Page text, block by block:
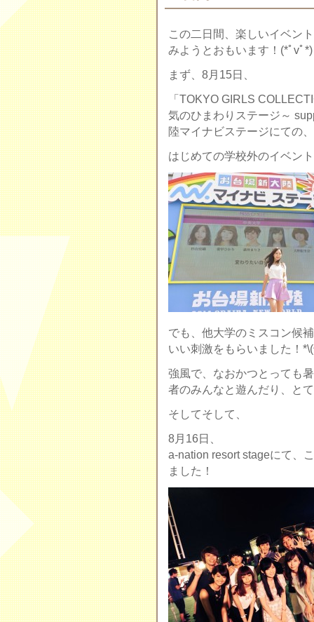
この二日間、楽しいイベン
みようとおもいます！(*ﾟvﾟ*)
まず、8月15日、
「TOKYO GIRLS
気のひまわりステージ～
陸マイナビステージにての
はじめての学校外のイベン
でも、他大学のミスコン候
いい刺激をもらいました！
強風で、なおかつとっても
者のみんなと遊んだり、と
そしてそして、
8月16日、
a-nation resort stageにて、
ました！